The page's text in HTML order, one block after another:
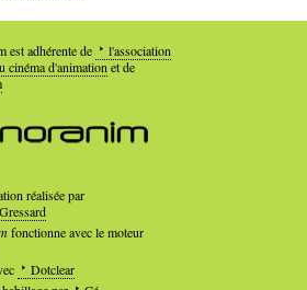
est adhérente de
l'association
cinéma d'animationet de
réalisée par
fonctionne avec le moteur
Dotclear